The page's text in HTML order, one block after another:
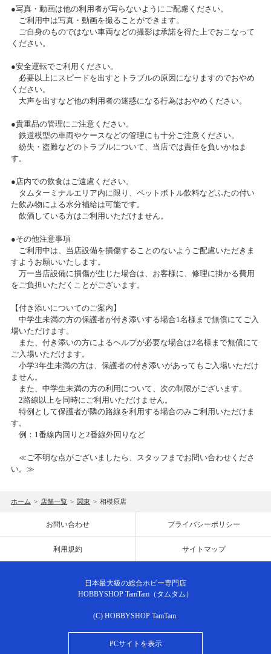
2019/01/22
TVアニメ「ガーリー・エアフォース」特別企画『グリペン役・森嶋優
花、プラモデル組み立て企画』！ 第5回
2019/01/17
TVアニメ「ガーリー・エアフォース」特別企画『グリペン役・森嶋優
花、プラモデル組み立て企画』！ 第4回
2019/01/14
TVアニメ「ガーリー・エアフォース」特別企画『グリペン役・森嶋優
花、プラモデル組み立て企画』！第3回
2019/01/10
TVアニメ「ガーリー・エアフォース」特別企画『グリペン役・森嶋優
花、プラモデル組み立て企画』！第2回
2018/12/28
P-1 グランプリ 2018 本戦決勝結果
2018/12/28
TVアニメ「ガーリー・エアフォース」特別企画『グリペン役・森嶋優
花、プラモデル組み立て企画』！
2018/12/10
サンシャインワーフ神戸店 グランドオープンのお知らせ
2018/12/05
ニコニコ感謝祭当選者様発表
2018/09/26
ホビーリサイクルショップ クルクルが タムタム秋葉原店内にオープ
ンいたします
TamTam千葉店GWイベント開催！
タム・タム大宮店12周年祭開催
2024/08/10(土)～2024/08/20(火)
カテゴリ：キャンペーン
2024サマーセール開催のお知らせ
2024/08/10(土)～2024/08/18(日)
カテゴリ：セール
ベント開催決定です♪
2024/06/23(日)
カテゴリ：プラモデル
久しぶりに「プラモデルコンテスト」開催決定
2024/06/20(木)～2024/08/12(月)
カテゴリ：プラモデル
プラモデルコーナーより、エアブラシ体験イベントのご案内で
す。
2024/05/26(日)
カテゴリ：プラモデル
お客様感謝祭2024春プレゼント当選発表のお知らせ
2024/05/25(土)
カテゴリ：キャンペーン
お客様感謝祭2024冬開催のお知らせ
2024/05/07(火)～2024/05/20(月)
カテゴリ：キャンペーン
2024/05/04(土)
カテゴリ：鉄道模型
プラモデルコーナーよりプラモデル展示イベントのお知らせで
す。
カテゴリ：プラモデル
お客様感謝祭2024冬プレゼント当選発表のお知らせ
●写真・動画は他の利用者が写らないようにご配慮ください。
ご利用中は写真・動画を撮ることができます。
ご自身のものではない車両などの撮影は承諾を得た上でおこなって
ください。
●安全運転でご利用ください。
必要以上にスピードを出すとトラブルの原因になりますのでおやめ
ください。
大声を出すなど他の利用者の迷惑になる行為はおやめください。
●貴重品の管理にご注意ください。
鉄道模型の車両やケースなどの管理にも十分ご注意ください。
紛失・盗難などのトラブルについて、当店では責任を負いかねま
す。
●店内での飲食はご遠慮ください。
タムターミナルエリア内に限り、ペットボトル飲料などふたの付い
た飲み物による水分補給は可能です。
飲酒している方はご利用いただけません。
●その他注意事項
ご利用中は、当店設備を損傷することのないようご配慮いただきま
すようお願いいたします。
万一当店設備に損傷が生じた場合は、お客様に、修理に掛かる費用
をご負担いただくことがございます。
【付き添いについてのご案内】
中学生未満の方の保護者が付き添いする場合1名様まで無償にてご入
場いただけます。
また、付き添いの方によるヘルプが必要な場合は2名様まで無償にて
ご入場いただけます。
小学3年生未満の方は、保護者の付き添いがあってもご入場いただけ
ません。
また、中学生未満の方の利用について、次の制限がございます。
2路線以上を同時にご利用いただけません。
特例として保護者が隣の路線を利用する場合のみご利用いただけま
す。
例：1番線内回りと2番線外回りなど
≪ご不明な点がございましたら、スタッフまでお問い合わせくださ
い。≫
ホーム > 店舗一覧 > 関東 > 相模原店
お問い合わせ プライバシーポリシー
利用規約 サイトマップ
日本最大級の総合ホビー専門店
HOBBYSHOP TamTam（タムタム）
(C) HOBBYSHOP TamTam.
PCサイトを表示